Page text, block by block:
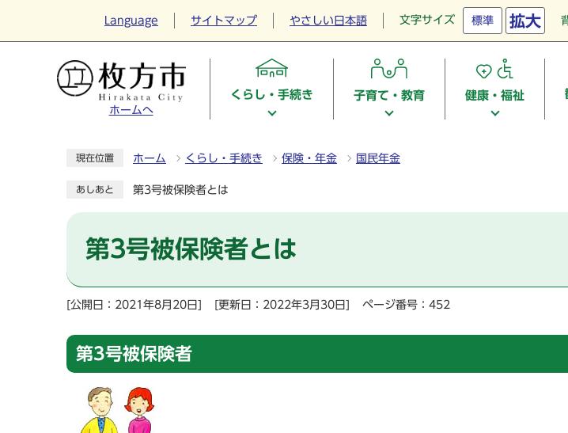
Language サイトマップ やさしい日本語 文字サイズ 標準 拡大
ホームへ
くらし・手続き 子育て・教育 健康・福祉
現在位置 ホーム くらし・手続き 保険・年金 国民年金
あしあと 第3号被保険者とは
第3号被保険者とは
[公開日：2021年8月20日] [更新日：2022年3月30日] ページ番号：452
第3号被保険者